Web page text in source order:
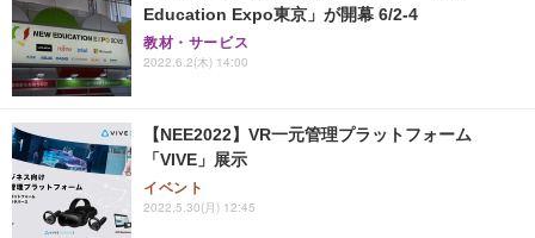
Education Expo東京」が開幕 6/2-4
教材・サービス
2022.6.2(木) 14:00
【NEE2022】VR一元管理プラットフォーム
「VIVE」展示
イベント
2022.5.30(月) 12:45